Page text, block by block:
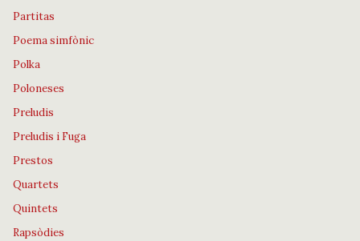
Partitas
Poema simfònic
Polka
Poloneses
Preludis
Preludis i Fuga
Prestos
Quartets
Quintets
Rapsòdies